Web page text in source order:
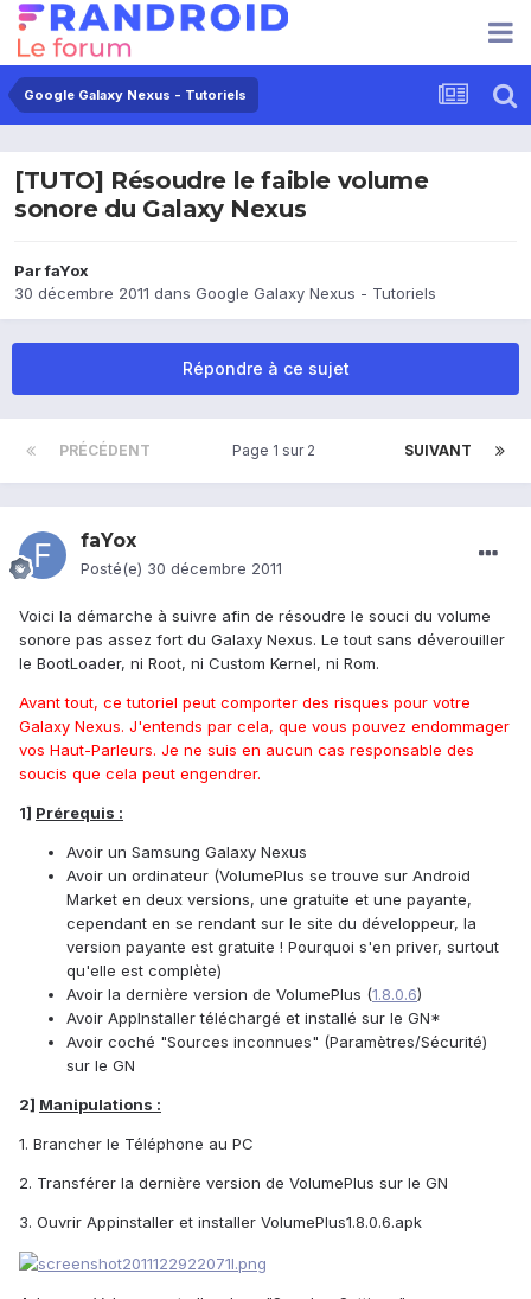
Google Galaxy Nexus - Tutoriels
[TUTO] Résoudre le faible volume
sonore du Galaxy Nexus
ParfaYox
30 décembre 2011 dans Google Galaxy Nexus - Tutoriels
Répondre à ce sujet
PRÉCÉDENT SUIVANT
Page 1 sur 2
faYox
Posté(e) 30 décembre 2011
Voici la démarche à suivre afin de résoudre le souci du volume
sonore pas assez fort du Galaxy Nexus. Le tout sans déverouiller
le BootLoader, ni Root, ni Custom Kernel, ni Rom.
Avant tout, ce tutoriel peut comporter des risques pour votre
Galaxy Nexus. J'entends par cela, que vous pouvez endommager
vos Haut-Parleurs. Je ne suis en aucun cas responsable des
soucis que cela peut engendrer.
1] Prérequis :
Avoir un Samsung Galaxy Nexus
Avoir un ordinateur (VolumePlus se trouve sur Android
Market en deux versions, une gratuite et une payante,
cependant en se rendant sur le site du développeur, la
version payante est gratuite ! Pourquoi s'en priver, surtout
qu'elle est complète)
Avoir la dernière version de VolumePlus (1.8.0.6)
Avoir AppInstaller téléchargé et installé sur le GN*
Avoir coché "Sources inconnues" (Paramètres/Sécurité)
sur le GN
2] Manipulations :
1. Brancher le Téléphone au PC
2. Transférer la dernière version de VolumePlus sur le GN
3. Ouvrir Appinstaller et installer VolumePlus1.8.0.6.apk